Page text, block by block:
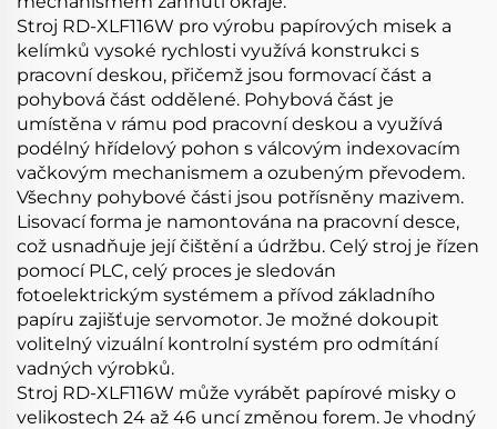
Stroj RD-XLF116W pro výrobu papírových misek a
kelímků vysoké rychlosti využívá konstrukci s
pracovní deskou, přičemž jsou formovací část a
pohybová část oddělené. Pohybová část je
umístěna v rámu pod pracovní deskou a využívá
podélný hřídelový pohon s válcovým indexovacím
vačkovým mechanismem a ozubeným převodem.
Všechny pohybové části jsou potřísněny mazivem.
Lisovací forma je namontována na pracovní desce,
což usnadňuje její čištění a údržbu. Celý stroj je řízen
pomocí PLC, celý proces je sledován
fotoelektrickým systémem a přívod základního
papíru zajišťuje servomotor. Je možné dokoupit
volitelný vizuální kontrolní systém pro odmítání
vadných výrobků.
Stroj RD-XLF116W může vyrábět papírové misky o
velikostech 24 až 46 uncí změnou forem. Je vhodný